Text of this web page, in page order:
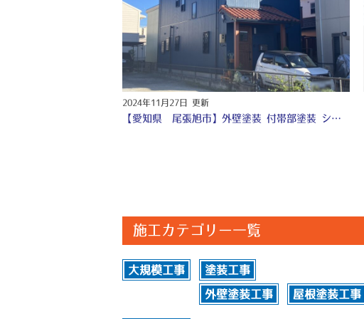
2024年11月27日 更新
【愛知県 尾張旭市】外壁塗装 付帯部塗装 シーリング工事 防水工事 〇
施工カテゴリー一覧
大規模工事 塗装工事
外壁塗装工事 屋根塗装工事